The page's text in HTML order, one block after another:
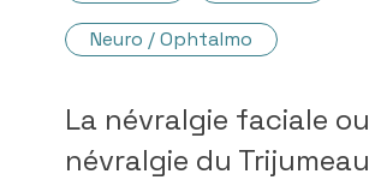
Neuro / Ophtalmo
La névralgie faciale ou
névralgie du Trijumeau